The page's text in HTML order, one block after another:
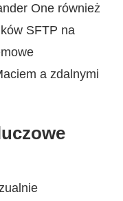
One również
SFTP na
a zdalnymi